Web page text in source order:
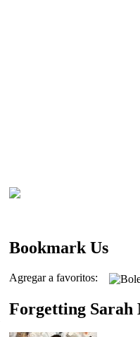
Bookmark Us
Agregar a favoritos:
Forgetting Sarah